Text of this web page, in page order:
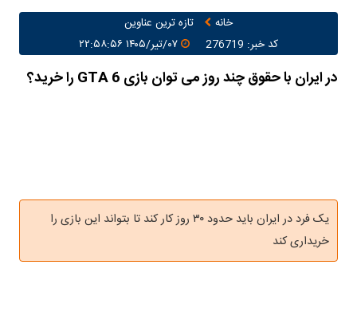
خانه
تازه ترین عناوین
کد خبر: 276719
۰۷/تیر/۱۴۰۵ ۲۲:۵۸:۵۶
در ایران با حقوق چند روز می توان بازی GTA 6 را خرید؟
یک فرد در ایران باید حدود ۳۰ روز کار کند تا بتواند این بازی را
خریداری کند